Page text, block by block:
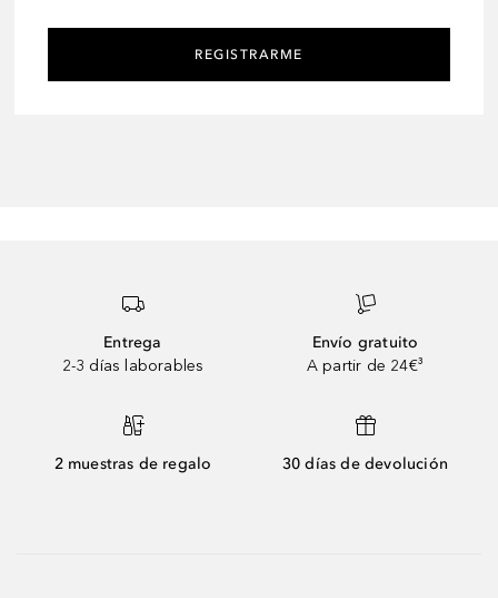
REGISTRARME
Entrega
2-3 días laborables
Envío gratuito
A partir de 24€³
2 muestras de regalo 30 días de devolución